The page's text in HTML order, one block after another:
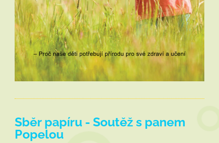
Sběr papíru - Soutěž s panem
Popelou